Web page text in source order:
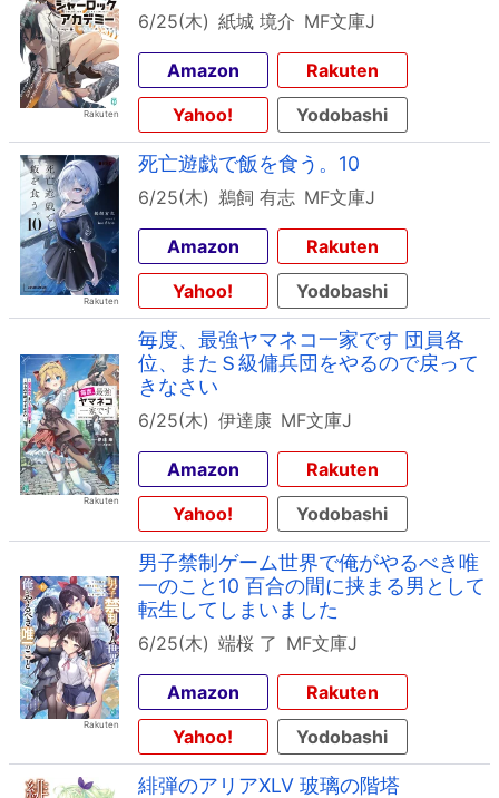
6/25(木) 紙城 境介 MF文庫J
Amazon
Rakuten
Yahoo!
Yodobashi
死亡遊戯で飯を食う。10
6/25(木) 鵜飼 有志 MF文庫J
Amazon
Rakuten
Yahoo!
Yodobashi
毎度、最強ヤマネコ一家です 団員各
位、またＳ級傭兵団をやるので戻って
きなさい
6/25(木) 伊達康 MF文庫J
Amazon
Rakuten
Yahoo!
Yodobashi
男子禁制ゲーム世界で俺がやるべき唯
一のこと10 百合の間に挟まる男として
転生してしまいました
6/25(木) 端桜 了 MF文庫J
Amazon
Rakuten
Yahoo!
Yodobashi
緋弾のアリアXLV 玻璃の階塔